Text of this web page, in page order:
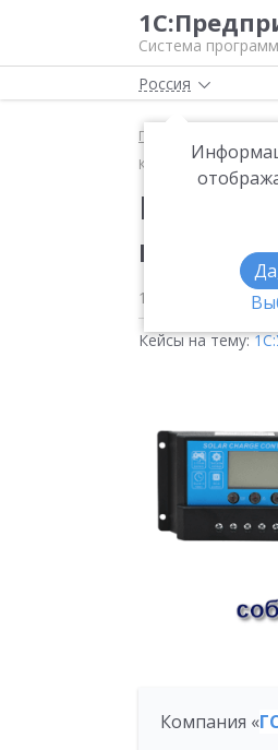
Система программ
Россия
Главная
Кейс внедрения
Кейс
в
18 июня 2020
Кейсы на тему:
Компания «